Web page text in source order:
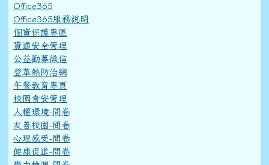
Office365
Office365服務說明
個資保護專區
資通安全管理
公益勸募徵信
登革熱防治網
午餐教育專頁
校園食安管理
人權環境-問卷
友善校園-問卷
心理感受-問卷
健康促進-問卷